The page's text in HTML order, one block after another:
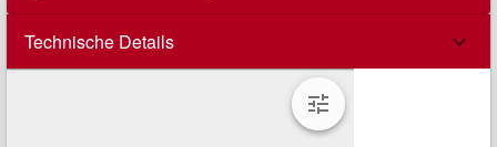
Technische Details